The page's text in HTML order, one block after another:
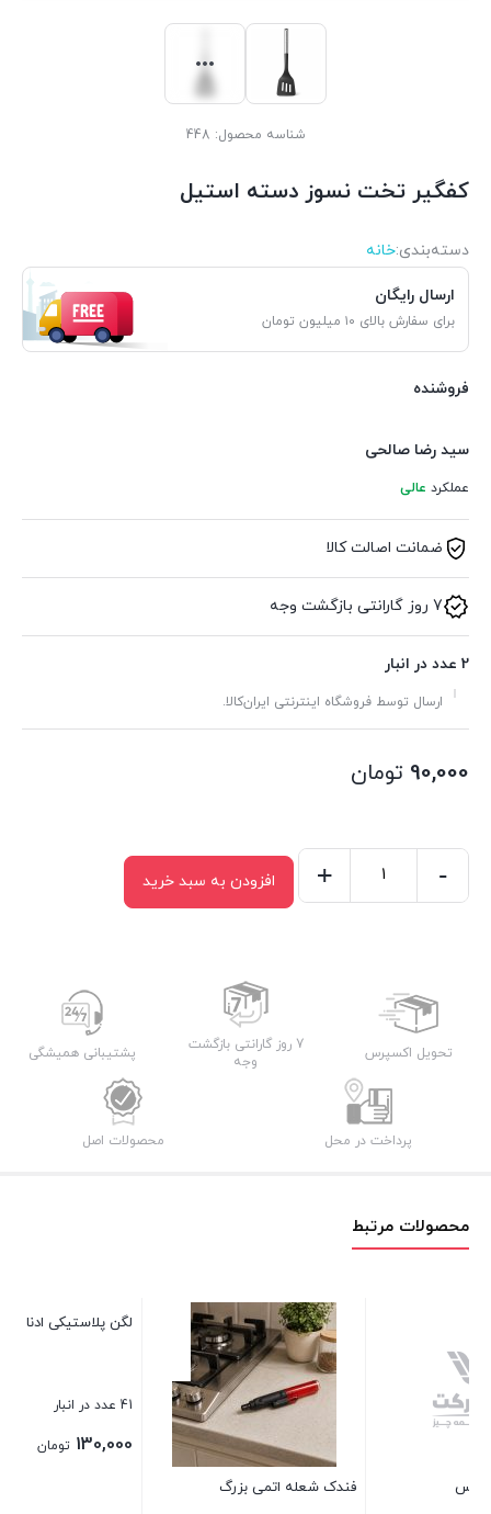
شناسه محصول: 448
کفگیر تخت نسوز دسته استیل
دسته‌بندی‌:خانه
ارسال رایگان
برای سفارش بالای ۱۰ میلیون تومان
فروشنده
سید رضا صالحی
عملکرد عالی
ضمانت اصالت کالا
7 روز گارانتی بازگشت وجه
2 عدد در انبار
ارسال توسط فروشگاه اینترنتی ایران‌کالا.
90,000 تومان
استیل
-
+ افزودن به سبد خرید
تحویل اکسپرس
7 روز گارانتی بازگشت
وجه
پشتیبانی همیشگی
پرداخت در محل محصولات اصل
محصولات مرتبط
فندک شعله اتمی بزرگ لگن پلاستیکی ادنا 1004